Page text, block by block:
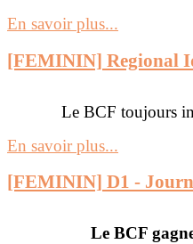
En savoir plus...
[FEMININ] Regional
Le BCF toujours
En savoir plus...
[FEMININ] D1 -
Le BCF